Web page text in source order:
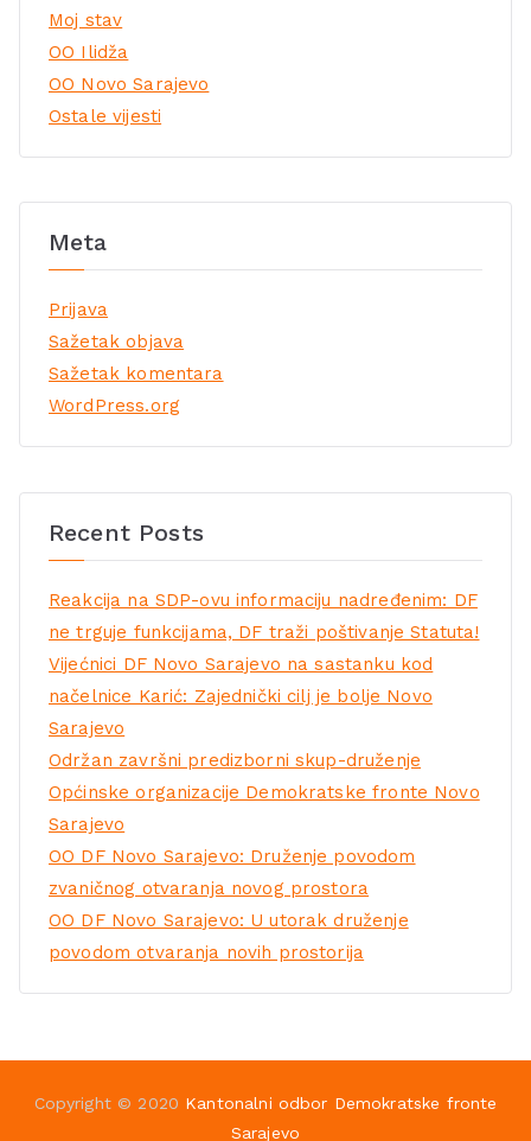
Moj stav
OO Ilidža
OO Novo Sarajevo
Ostale vijesti
Meta
Prijava
Sažetak objava
Sažetak komentara
WordPress.org
Recent Posts
Reakcija na SDP-ovu informaciju nadređenim: DF
ne trguje funkcijama, DF traži poštivanje Statuta!
Vijećnici DF Novo Sarajevo na sastanku kod
načelnice Karić: Zajednički cilj je bolje Novo
Sarajevo
Održan završni predizborni skup-druženje
Općinske organizacije Demokratske fronte Novo
Sarajevo
OO DF Novo Sarajevo: Druženje povodom
zvaničnog otvaranja novog prostora
OO DF Novo Sarajevo: U utorak druženje
povodom otvaranja novih prostorija
Copyright © 2020 Kantonalni odbor Demokratske fronte
Sarajevo